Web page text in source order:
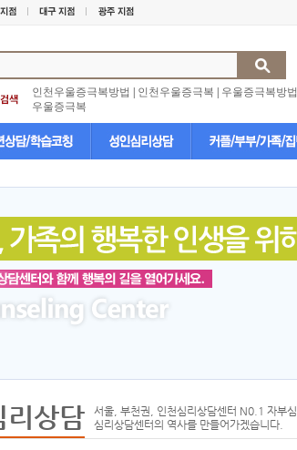
인천우울증극복방법 인천우울증극복 우울증극복방법
우울증극복
리상담
서울, 부천권, 인천심리상담센터 N0.1 자부심.
심리상담센터의 역사를 만들어가겠습니다.